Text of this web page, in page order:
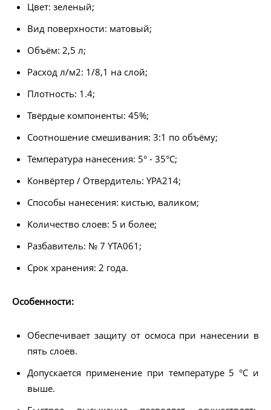
Цвет: зеленый;
Вид поверхности: матовый;
Объём: 2,5 л;
Расход л/м2: 1/8,1 на слой;
Плотность: 1.4;
Твёрдые компоненты: 45%;
Соотношение смешивания: 3:1 по объёму;
Температура нанесения: 5° - 35°C;
Конвёртер / Отвердитель: YPA214;
Способы нанесения: кистью, валиком;
Количество слоев: 5 и более;
Разбавитель: № 7 YTA061;
Срок хранения: 2 года.
Особенности:
Обеспечивает защиту от осмоса при нанесении в
пять слоев.
Допускается применение при температуре 5 °C и
выше.